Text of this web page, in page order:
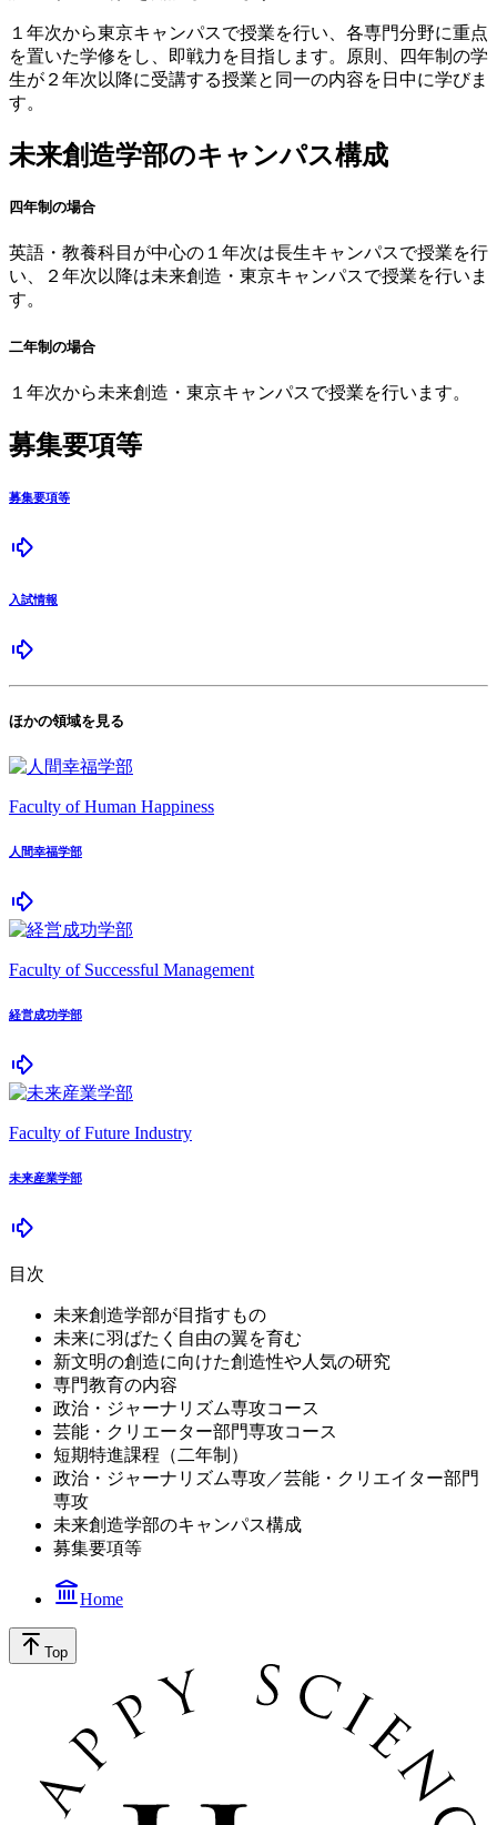
１年次から東京キャンパスで授業を行い、各専門分野に重点
を置いた学修をし、即戦力を目指します。原則、四年制の学
生が２年次以降に受講する授業と同一の内容を日中に学びま
す。
未来創造学部のキャンパス構成
四年制の場合
英語・教養科目が中心の１年次は長生キャンパスで授業を行
い、２年次以降は未来創造・東京キャンパスで授業を行いま
す。
二年制の場合
１年次から未来創造・東京キャンパスで授業を行います。
募集要項等
募集要項等
入試情報
ほかの領域を見る
Faculty of Human Happiness
人間幸福学部
Faculty of Successful Management
経営成功学部
Faculty of Future Industry
未来産業学部
目次
未来創造学部が目指すもの
未来に羽ばたく自由の翼を育む
新文明の創造に向けた創造性や人気の研究
専門教育の内容
政治・ジャーナリズム専攻コース
芸能・クリエーター部門専攻コース
短期特進課程（二年制）
政治・ジャーナリズム専攻／芸能・クリエイター部門
専攻
未来創造学部のキャンパス構成
募集要項等
Home
Top